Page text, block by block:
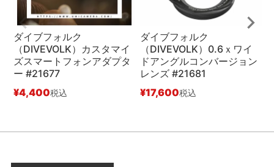
ダイブフォルク
（DIVEVOLK）カスタマイ
ズスマートフォンアダプタ
ー #21677
¥4,400税込
ダイブフォルク
（DIVEVOLK）0.6ｘワイ
ドアングルコンバージョン
レンズ #21681
¥17,600税込